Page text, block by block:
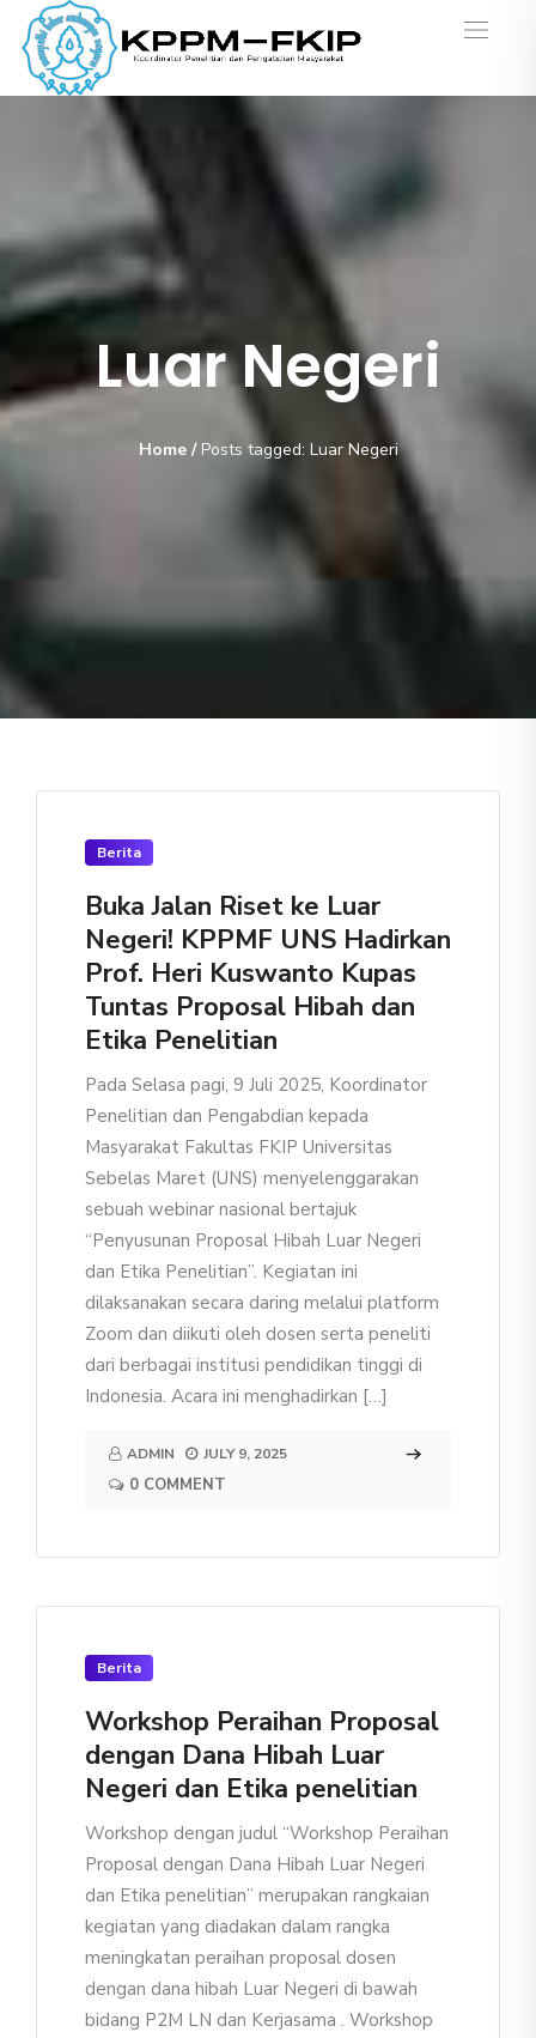
Luar Negeri
Home/ Posts tagged: Luar Negeri
Berita
Buka Jalan Riset ke Luar
Negeri! KPPMF UNS Hadirkan
Prof. Heri Kuswanto Kupas
Tuntas Proposal Hibah dan
Etika Penelitian
Pada Selasa pagi, 9 Juli 2025, Koordinator
Penelitian dan Pengabdian kepada
Masyarakat Fakultas FKIP Universitas
Sebelas Maret (UNS) menyelenggarakan
sebuah webinar nasional bertajuk
“Penyusunan Proposal Hibah Luar Negeri
dan Etika Penelitian”. Kegiatan ini
dilaksanakan secara daring melalui platform
Zoom dan diikuti oleh dosen serta peneliti
dari berbagai institusi pendidikan tinggi di
Indonesia. Acara ini menghadirkan […]
ADMIN JULY 9, 2025
0 COMMENT
Berita
Workshop Peraihan Proposal
dengan Dana Hibah Luar
Negeri dan Etika penelitian
Workshop dengan judul “Workshop Peraihan
Proposal dengan Dana Hibah Luar Negeri
dan Etika penelitian” merupakan rangkaian
kegiatan yang diadakan dalam rangka
meningkatan peraihan proposal dosen
dengan dana hibah Luar Negeri di bawah
bidang P2M LN dan Kerjasama . Workshop